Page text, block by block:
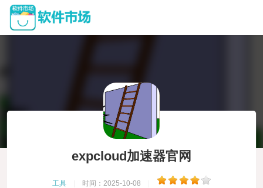
expcloud加速器官网
工具 时间：2025-10-08